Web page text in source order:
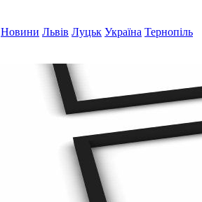
Новини Львів Луцьк Україна Тернопіль